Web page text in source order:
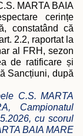
MARTA BAIA
cerințe
constatând că
2.2, raportat la
al FRH, sezon
de ratificare și
Sancțiuni, după
C.S. MARTA
Campionatul
cu scorul
BAIA MARE